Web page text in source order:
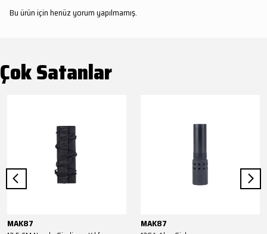
Bu ürün için henüz yorum yapılmamış.
Çok Satanlar
MAK87 MAK87